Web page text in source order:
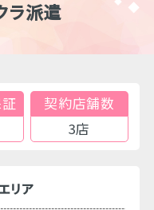
ラ派遣
契約店舗数
3店
リア